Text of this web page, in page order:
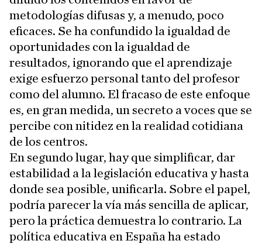
metodologías difusas y, a menudo, poco
eficaces. Se ha confundido la igualdad de
oportunidades con la igualdad de
resultados, ignorando que el aprendizaje
exige esfuerzo personal tanto del profesor
como del alumno. El fracaso de este enfoque
es, en gran medida, un secreto a voces que se
percibe con nitidez en la realidad cotidiana
de los centros.
En segundo lugar, hay que simplificar, dar
estabilidad a la legislación educativa y hasta
donde sea posible, unificarla. Sobre el papel,
podría parecer la vía más sencilla de aplicar,
pero la práctica demuestra lo contrario. La
política educativa en España ha estado